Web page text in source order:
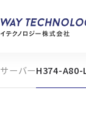
サーバーH374-A80-